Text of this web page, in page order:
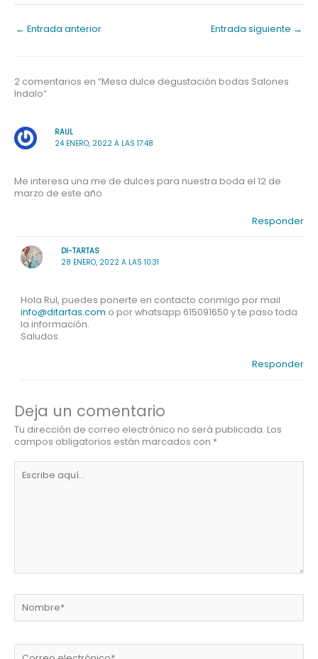
← Entrada anterior Entrada siguiente →
2 comentarios en “Mesa dulce degustación bodas Salones
Indalo”
RAUL
24 ENERO, 2022 A LAS 17:48
Me interesa una me de dulces para nuestra boda el 12 de
marzo de este año
Responder
DI-TARTAS
28 ENERO, 2022 A LAS 10:31
Hola Rul, puedes ponerte en contacto conmigo por mail
info@ditartas.com o por whatsapp 615091650 y te paso toda
la información.
Saludos.
Responder
Deja un comentario
Tu dirección de correo electrónico no será publicada. Los
campos obligatorios están marcados con *
aquí...